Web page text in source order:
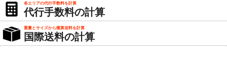
各エリアの代行手数料を計算
代行手数料の計算
重量とサイズから概算送料を計算
国際送料の計算